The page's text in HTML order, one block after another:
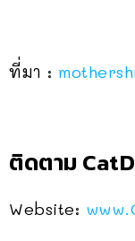
ที่มา :
ติดตาม
Website: